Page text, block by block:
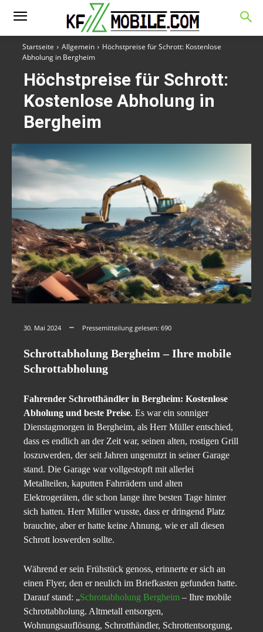
Startseite Allgemein
Höchstpreise für Schrott: Kostenlose
Abholung in Bergheim
Höchstpreise für Schrott:
Kostenlose Abholung in
Bergheim
30. Mai 2024 Pressemitteilung gelesen: 690
Schrottabholung Bergheim – Ihre mobile
Schrottabholung
Fahrender Schrotthändler in Bergheim: Kostenlose
Abholung und beste Preise. Es war ein sonniger
Dienstagmorgen in Bergheim, als Herr Müller entschied,
dass es endlich an der Zeit war, seinen alten, rostigen Grill
loszuwerden, der seit Jahren ungenutzt in seiner Garage
stand. Die Garage war vollgestopft mit allerlei
Metallteilen, kaputten Fahrrädern und alten
Elektrogeräten, die schon lange ihre besten Tage hinter
sich hatten. Herr Müller wusste, dass er dringend Platz
brauchte, aber er hatte keine Ahnung, wie er all diesen
Schrott loswerden sollte.
Während er sein Frühstück genoss, erinnerte er sich an
einen Flyer, den er neulich im Briefkasten gefunden hatte.
Darauf stand: „Schrottabholung Bergheim – Ihre mobile
Schrottabholung. Altmetall entsorgen,
Wohnungsauflösung, Schrotthändler, Schrottentsorgung,